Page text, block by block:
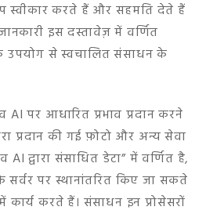
स्वीकार करते हैं और सहमति देते हैं
इस दस्तावेज़ में वर्णित
उपयोग से स्वचालित संसाधन के
पर आधारित प्रभाव प्रदान करने
प्रदान की गई फ़ोटो और अन्य सेवा
द्वारा संसाधित डेटा” में वर्णित है,
सर्वर पर स्थानांतरित किए जा सकते
करते हैं। संसाधन इन प्रोसेसरों